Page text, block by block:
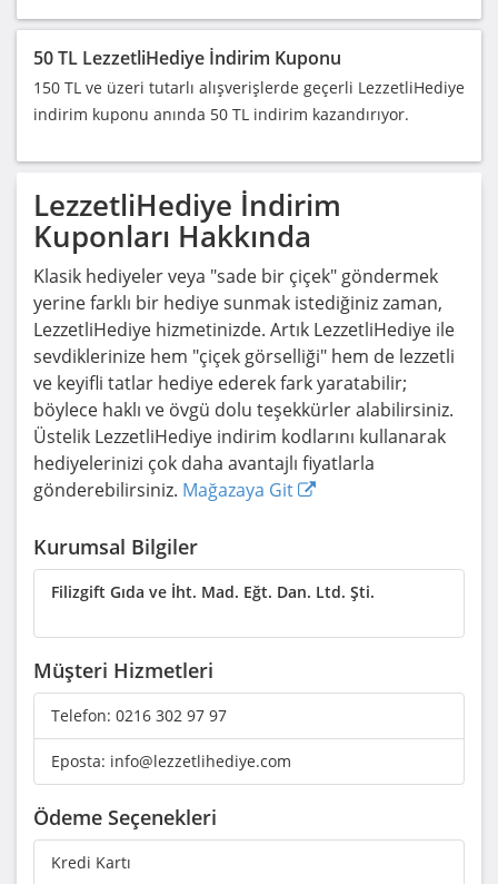
50 TL LezzetliHediye İndirim Kuponu
150 TL ve üzeri tutarlı alışverişlerde geçerli LezzetliHediye
indirim kuponu anında 50 TL indirim kazandırıyor.
LezzetliHediye İndirim
Kuponları Hakkında
Klasik hediyeler veya "sade bir çiçek" göndermek
yerine farklı bir hediye sunmak istediğiniz zaman,
LezzetliHediye hizmetinizde. Artık LezzetliHediye ile
sevdiklerinize hem "çiçek görselliği" hem de lezzetli
ve keyifli tatlar hediye ederek fark yaratabilir;
böylece haklı ve övgü dolu teşekkürler alabilirsiniz.
Üstelik LezzetliHediye indirim kodlarını kullanarak
hediyelerinizi çok daha avantajlı fiyatlarla
gönderebilirsiniz. Mağazaya Git
Kurumsal Bilgiler
Filizgift Gıda ve İht. Mad. Eğt. Dan. Ltd. Şti.
Müşteri Hizmetleri
Telefon: 0216 302 97 97
Eposta: info@lezzetlihediye.com
Ödeme Seçenekleri
Kredi Kartı